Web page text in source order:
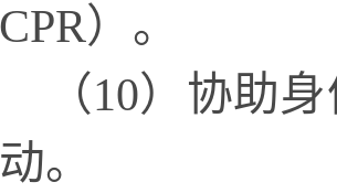
CPR）。
10）协助身
。